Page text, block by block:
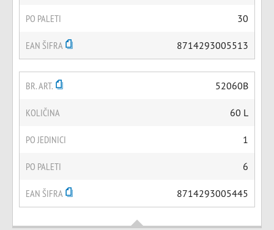
PO PALETI 30
EAN ŠIFRA 8714293005513
BR. ART. 52060B
KOLIČINA 60 L
PO JEDINICI 1
PO PALETI 6
EAN ŠIFRA 8714293005445